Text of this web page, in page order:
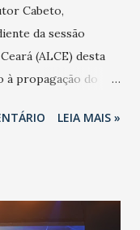
Cabeto,
da sessão
(ALCE) desta
à propagação do
da
ambientes
LEIA MAIS »